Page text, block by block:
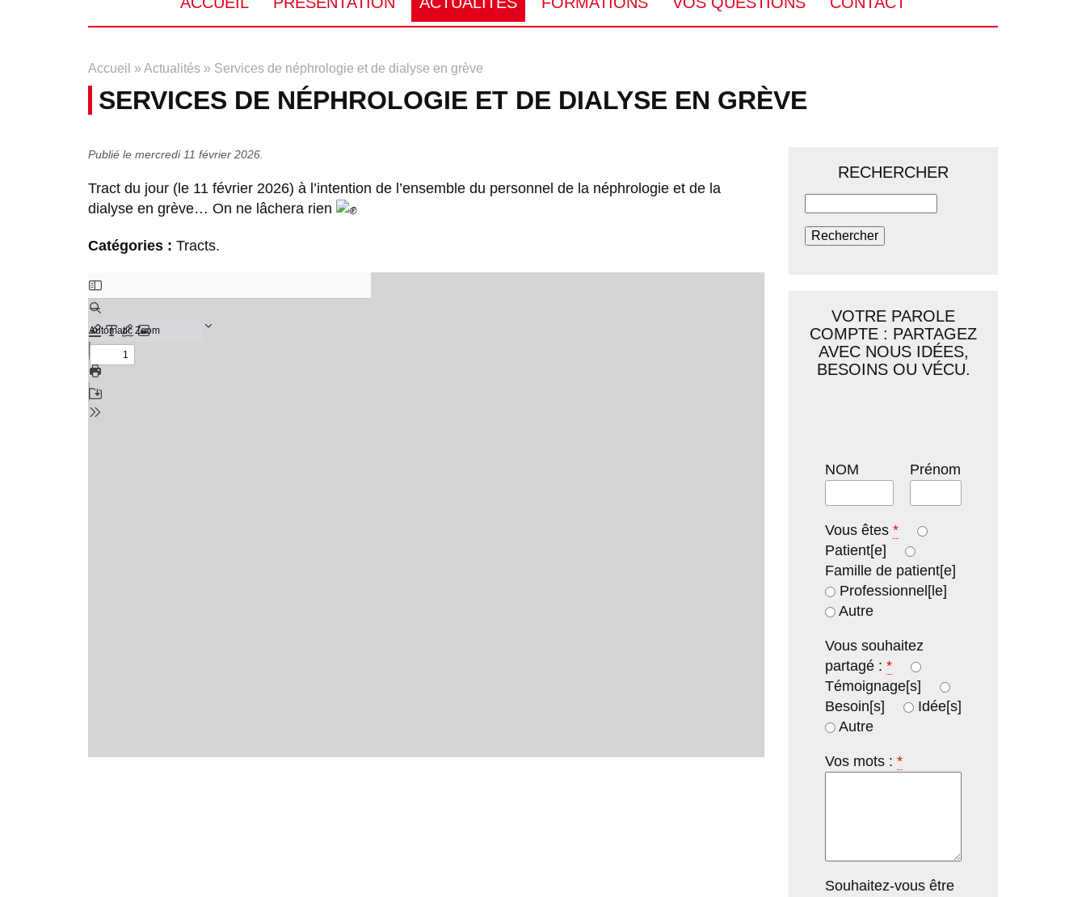
Accueil » Actualités » Services de néphrologie et de dialyse en grève
SERVICES DE NÉPHROLOGIE ET DE DIALYSE EN GRÈVE
Publié le mercredi 11 février 2026.
Tract du jour (le 11 février 2026) à l’intention de l’ensemble du personnel de la néphrologie et de la
dialyse en grève… On ne lâchera rien
Catégories : Tracts
RECHERCHER
VOTRE PAROLE
COMPTE : PARTAGEZ
AVEC NOUS IDÉES,
BESOINS OU VÉCU.
NOM Prénom
Vous êtes *
Patient[e]
Famille de patient[e]
Professionnel[le]
Autre
Vous souhaitez
partagé : *
Témoignage[s]
Besoin[s]
Idée[s]
Autre
Vos mots : *
Souhaitez-vous être